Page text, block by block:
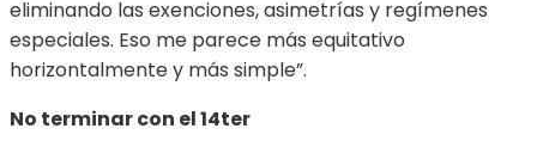
eliminando las exenciones, asimetrías y regímenes
especiales. Eso me parece más equitativo
horizontalmente y más simple”.
No terminar con el 14ter